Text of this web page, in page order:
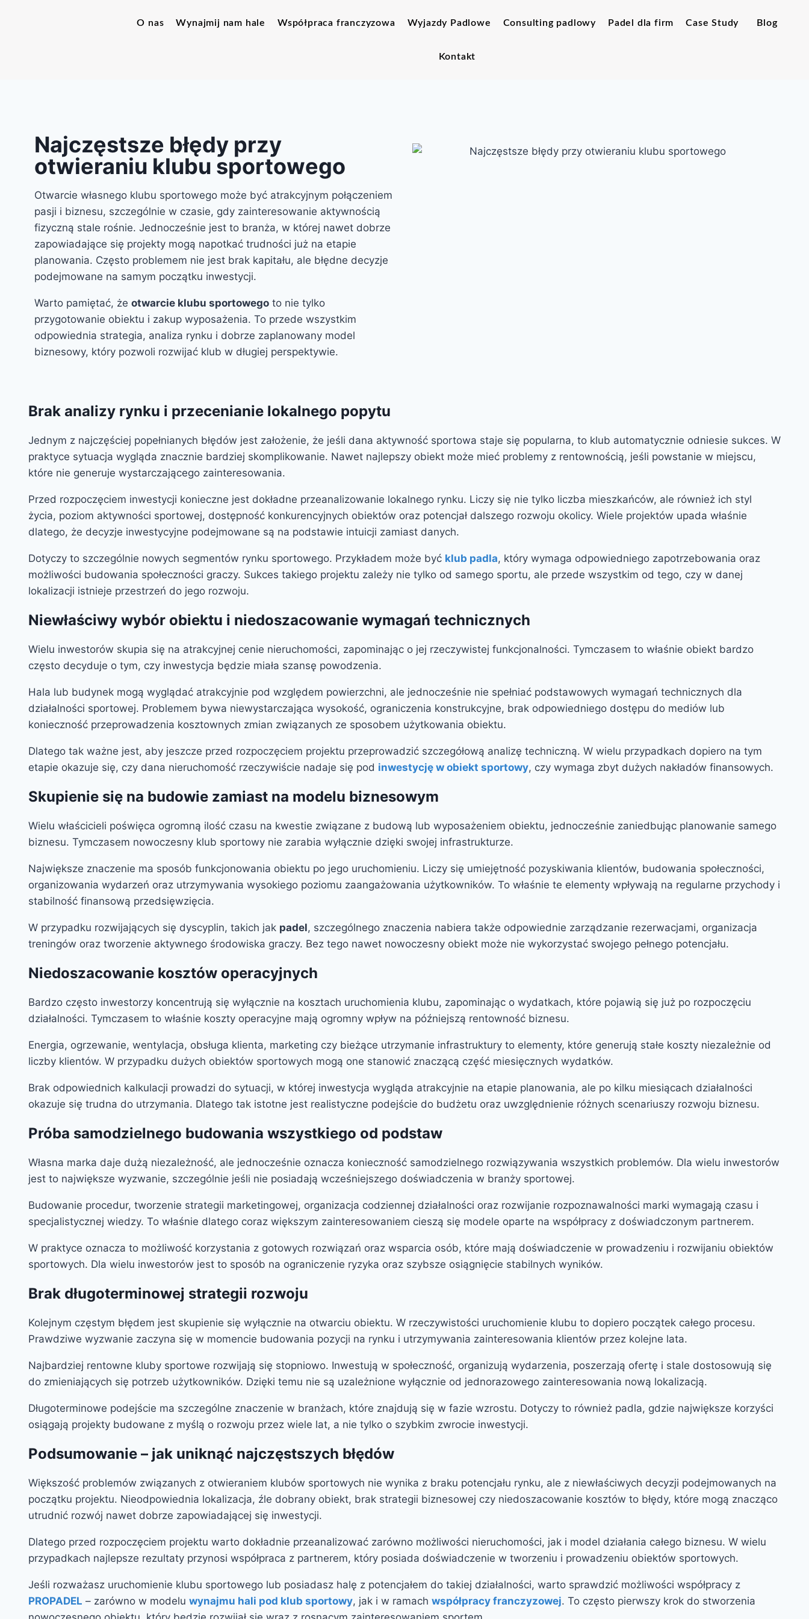
O nas Wynajmij nam hale Współpraca franczyzowa Wyjazdy Padlowe Consulting padlowy Padel dla firm Case Study Blog
Kontakt
Najczęstsze błędy przy
otwieraniu klubu sportowego
Otwarcie własnego klubu sportowego może być atrakcyjnym połączeniem
pasji i biznesu, szczególnie w czasie, gdy zainteresowanie aktywnością
fizyczną stale rośnie. Jednocześnie jest to branża, w której nawet dobrze
zapowiadające się projekty mogą napotkać trudności już na etapie
planowania. Często problemem nie jest brak kapitału, ale błędne decyzje
podejmowane na samym początku inwestycji.
Warto pamiętać, że otwarcie klubu sportowego to nie tylko
przygotowanie obiektu i zakup wyposażenia. To przede wszystkim
odpowiednia strategia, analiza rynku i dobrze zaplanowany model
biznesowy, który pozwoli rozwijać klub w długiej perspektywie.
Brak analizy rynku i przecenianie lokalnego popytu
Jednym z najczęściej popełnianych błędów jest założenie, że jeśli dana aktywność sportowa staje się popularna, to klub automatycznie odniesie sukces. W
praktyce sytuacja wygląda znacznie bardziej skomplikowanie. Nawet najlepszy obiekt może mieć problemy z rentownością, jeśli powstanie w miejscu,
które nie generuje wystarczającego zainteresowania.
Przed rozpoczęciem inwestycji konieczne jest dokładne przeanalizowanie lokalnego rynku. Liczy się nie tylko liczba mieszkańców, ale również ich styl
życia, poziom aktywności sportowej, dostępność konkurencyjnych obiektów oraz potencjał dalszego rozwoju okolicy. Wiele projektów upada właśnie
dlatego, że decyzje inwestycyjne podejmowane są na podstawie intuicji zamiast danych.
Dotyczy to szczególnie nowych segmentów rynku sportowego. Przykładem może być klub padla, który wymaga odpowiedniego zapotrzebowania oraz
możliwości budowania społeczności graczy. Sukces takiego projektu zależy nie tylko od samego sportu, ale przede wszystkim od tego, czy w danej
lokalizacji istnieje przestrzeń do jego rozwoju.
Niewłaściwy wybór obiektu i niedoszacowanie wymagań technicznych
Wielu inwestorów skupia się na atrakcyjnej cenie nieruchomości, zapominając o jej rzeczywistej funkcjonalności. Tymczasem to właśnie obiekt bardzo
często decyduje o tym, czy inwestycja będzie miała szansę powodzenia.
Hala lub budynek mogą wyglądać atrakcyjnie pod względem powierzchni, ale jednocześnie nie spełniać podstawowych wymagań technicznych dla
działalności sportowej. Problemem bywa niewystarczająca wysokość, ograniczenia konstrukcyjne, brak odpowiedniego dostępu do mediów lub
konieczność przeprowadzenia kosztownych zmian związanych ze sposobem użytkowania obiektu.
Dlatego tak ważne jest, aby jeszcze przed rozpoczęciem projektu przeprowadzić szczegółową analizę techniczną. W wielu przypadkach dopiero na tym
etapie okazuje się, czy dana nieruchomość rzeczywiście nadaje się pod inwestycję w obiekt sportowy, czy wymaga zbyt dużych nakładów finansowych.
Skupienie się na budowie zamiast na modelu biznesowym
Wielu właścicieli poświęca ogromną ilość czasu na kwestie związane z budową lub wyposażeniem obiektu, jednocześnie zaniedbując planowanie samego
biznesu. Tymczasem nowoczesny klub sportowy nie zarabia wyłącznie dzięki swojej infrastrukturze.
Największe znaczenie ma sposób funkcjonowania obiektu po jego uruchomieniu. Liczy się umiejętność pozyskiwania klientów, budowania społeczności,
organizowania wydarzeń oraz utrzymywania wysokiego poziomu zaangażowania użytkowników. To właśnie te elementy wpływają na regularne przychody i
stabilność finansową przedsięwzięcia.
W przypadku rozwijających się dyscyplin, takich jak padel, szczególnego znaczenia nabiera także odpowiednie zarządzanie rezerwacjami, organizacja
treningów oraz tworzenie aktywnego środowiska graczy. Bez tego nawet nowoczesny obiekt może nie wykorzystać swojego pełnego potencjału.
Niedoszacowanie kosztów operacyjnych
Bardzo często inwestorzy koncentrują się wyłącznie na kosztach uruchomienia klubu, zapominając o wydatkach, które pojawią się już po rozpoczęciu
działalności. Tymczasem to właśnie koszty operacyjne mają ogromny wpływ na późniejszą rentowność biznesu.
Energia, ogrzewanie, wentylacja, obsługa klienta, marketing czy bieżące utrzymanie infrastruktury to elementy, które generują stałe koszty niezależnie od
liczby klientów. W przypadku dużych obiektów sportowych mogą one stanowić znaczącą część miesięcznych wydatków.
Brak odpowiednich kalkulacji prowadzi do sytuacji, w której inwestycja wygląda atrakcyjnie na etapie planowania, ale po kilku miesiącach działalności
okazuje się trudna do utrzymania. Dlatego tak istotne jest realistyczne podejście do budżetu oraz uwzględnienie różnych scenariuszy rozwoju biznesu.
Próba samodzielnego budowania wszystkiego od podstaw
Własna marka daje dużą niezależność, ale jednocześnie oznacza konieczność samodzielnego rozwiązywania wszystkich problemów. Dla wielu inwestorów
jest to największe wyzwanie, szczególnie jeśli nie posiadają wcześniejszego doświadczenia w branży sportowej.
Budowanie procedur, tworzenie strategii marketingowej, organizacja codziennej działalności oraz rozwijanie rozpoznawalności marki wymagają czasu i
specjalistycznej wiedzy. To właśnie dlatego coraz większym zainteresowaniem cieszą się modele oparte na współpracy z doświadczonym partnerem.
W praktyce oznacza to możliwość korzystania z gotowych rozwiązań oraz wsparcia osób, które mają doświadczenie w prowadzeniu i rozwijaniu obiektów
sportowych. Dla wielu inwestorów jest to sposób na ograniczenie ryzyka oraz szybsze osiągnięcie stabilnych wyników.
Brak długoterminowej strategii rozwoju
Kolejnym częstym błędem jest skupienie się wyłącznie na otwarciu obiektu. W rzeczywistości uruchomienie klubu to dopiero początek całego procesu.
Prawdziwe wyzwanie zaczyna się w momencie budowania pozycji na rynku i utrzymywania zainteresowania klientów przez kolejne lata.
Najbardziej rentowne kluby sportowe rozwijają się stopniowo. Inwestują w społeczność, organizują wydarzenia, poszerzają ofertę i stale dostosowują się
do zmieniających się potrzeb użytkowników. Dzięki temu nie są uzależnione wyłącznie od jednorazowego zainteresowania nową lokalizacją.
Długoterminowe podejście ma szczególne znaczenie w branżach, które znajdują się w fazie wzrostu. Dotyczy to również padla, gdzie największe korzyści
osiągają projekty budowane z myślą o rozwoju przez wiele lat, a nie tylko o szybkim zwrocie inwestycji.
Podsumowanie – jak uniknąć najczęstszych błędów
Większość problemów związanych z otwieraniem klubów sportowych nie wynika z braku potencjału rynku, ale z niewłaściwych decyzji podejmowanych na
początku projektu. Nieodpowiednia lokalizacja, źle dobrany obiekt, brak strategii biznesowej czy niedoszacowanie kosztów to błędy, które mogą znacząco
utrudnić rozwój nawet dobrze zapowiadającej się inwestycji.
Dlatego przed rozpoczęciem projektu warto dokładnie przeanalizować zarówno możliwości nieruchomości, jak i model działania całego biznesu. W wielu
przypadkach najlepsze rezultaty przynosi współpraca z partnerem, który posiada doświadczenie w tworzeniu i prowadzeniu obiektów sportowych.
Jeśli rozważasz uruchomienie klubu sportowego lub posiadasz halę z potencjałem do takiej działalności, warto sprawdzić możliwości współpracy z
PROPADEL – zarówno w modelu wynajmu hali pod klub sportowy, jak i w ramach współpracy franczyzowej. To często pierwszy krok do stworzenia